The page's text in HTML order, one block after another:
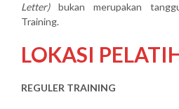
Letter)bukan merupakan
Training.
LOKASI
REGULER TRAINING